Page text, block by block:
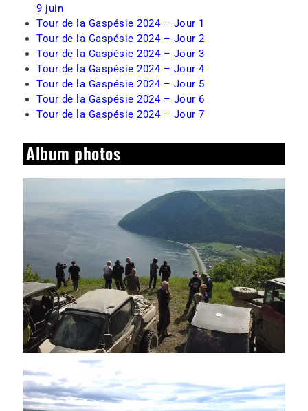
9 juin
Tour de la Gaspésie 2024 – Jour 1
Tour de la Gaspésie 2024 – Jour 2
Tour de la Gaspésie 2024 – Jour 3
Tour de la Gaspésie 2024 – Jour 4
Tour de la Gaspésie 2024 – Jour 5
Tour de la Gaspésie 2024 – Jour 6
Tour de la Gaspésie 2024 – Jour 7
Album photos